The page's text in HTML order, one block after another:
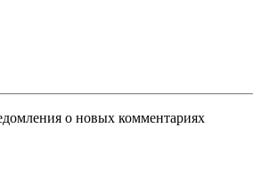
о новых комментариях